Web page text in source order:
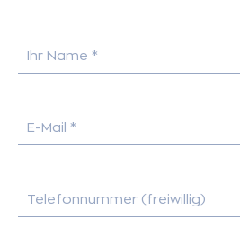
Ihr Name *
E-Mail *
Telefonnummer (freiwillig)